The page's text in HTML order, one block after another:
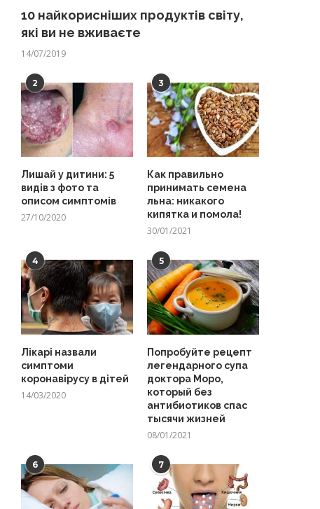
10 найкорисніших продуктів світу,
які ви не вживаєте
14/07/2019
2
Лишай у дитини: 5
видів з фото та
описом симптомів
27/10/2020
3
Как правильно
принимать семена
льна: никакого
кипятка и помола!
30/01/2021
4
Лікарі назвали
симптоми
коронавірусу в дітей
14/03/2020
5
Попробуйте рецепт
легендарного супа
доктора Моро,
который без
антибиотиков спас
тысячи жизней
08/01/2021
6 7